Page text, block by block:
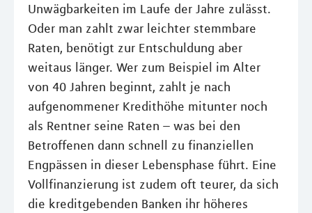
Unwägbarkeiten im Laufe der Jahre zulässt.
Oder man zahlt zwar leichter stemmbare
Raten, benötigt zur Entschuldung aber
weitaus länger. Wer zum Beispiel im Alter
von 40 Jahren beginnt, zahlt je nach
aufgenommener Kredithöhe mitunter noch
als Rentner seine Raten – was bei den
Betroffenen dann schnell zu finanziellen
Engpässen in dieser Lebensphase führt. Eine
Vollfinanzierung ist zudem oft teurer, da sich
die kreditgebenden Banken ihr höheres